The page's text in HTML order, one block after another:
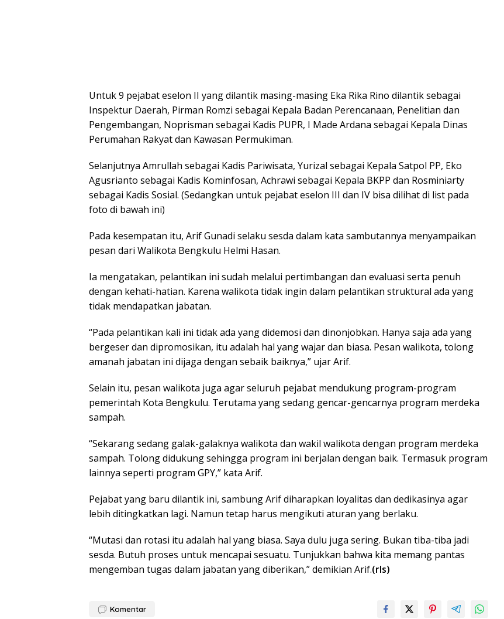
Untuk 9 pejabat eselon II yang dilantik masing-masing Eka Rika Rino dilantik sebagai
Inspektur Daerah, Pirman Romzi sebagai Kepala Badan Perencanaan, Penelitian dan
Pengembangan, Noprisman sebagai Kadis PUPR, I Made Ardana sebagai Kepala Dinas
Perumahan Rakyat dan Kawasan Permukiman.
Selanjutnya Amrullah sebagai Kadis Pariwisata, Yurizal sebagai Kepala Satpol PP, Eko
Agusrianto sebagai Kadis Kominfosan, Achrawi sebagai Kepala BKPP dan Rosminiarty
sebagai Kadis Sosial. (Sedangkan untuk pejabat eselon III dan IV bisa dilihat di list pada
foto di bawah ini)
Pada kesempatan itu, Arif Gunadi selaku sesda dalam kata sambutannya menyampaikan
pesan dari Walikota Bengkulu Helmi Hasan.
Ia mengatakan, pelantikan ini sudah melalui pertimbangan dan evaluasi serta penuh
dengan kehati-hatian. Karena walikota tidak ingin dalam pelantikan struktural ada yang
tidak mendapatkan jabatan.
“Pada pelantikan kali ini tidak ada yang didemosi dan dinonjobkan. Hanya saja ada yang
bergeser dan dipromosikan, itu adalah hal yang wajar dan biasa. Pesan walikota, tolong
amanah jabatan ini dijaga dengan sebaik baiknya,” ujar Arif.
Selain itu, pesan walikota juga agar seluruh pejabat mendukung program-program
pemerintah Kota Bengkulu. Terutama yang sedang gencar-gencarnya program merdeka
sampah.
“Sekarang sedang galak-galaknya walikota dan wakil walikota dengan program merdeka
sampah. Tolong didukung sehingga program ini berjalan dengan baik. Termasuk program
lainnya seperti program GPY,” kata Arif.
Pejabat yang baru dilantik ini, sambung Arif diharapkan loyalitas dan dedikasinya agar
lebih ditingkatkan lagi. Namun tetap harus mengikuti aturan yang berlaku.
“Mutasi dan rotasi itu adalah hal yang biasa. Saya dulu juga sering. Bukan tiba-tiba jadi
sesda. Butuh proses untuk mencapai sesuatu. Tunjukkan bahwa kita memang pantas
mengemban tugas dalam jabatan yang diberikan,” demikian Arif.(rls)
Komentar